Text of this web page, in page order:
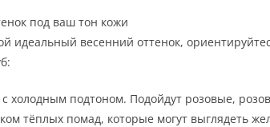
под ваш тон кожи
идеальный весенний оттенок,
холодным подтоном. Подойдут розовые,
тёплых помад, которые могут выглядеть